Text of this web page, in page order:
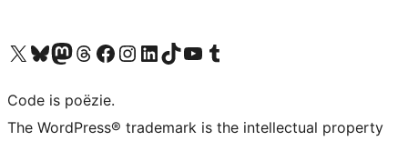
Bezoek ons X (voorheen Twitter) account
Bezoek ons Bluesky account
Bezoek ons Mastodon account
Bezoek ons Threads account
Onze Facebook pagina bezoeken
Bezoek ons Instagram account
Bezoek ons LinkedIn account
Bezoek ons TikTok account
Bezoek ons YouTube kanaalBezoek ons Tumblr account
Code is poëzie.
The WordPress® trademark is the intellectual property